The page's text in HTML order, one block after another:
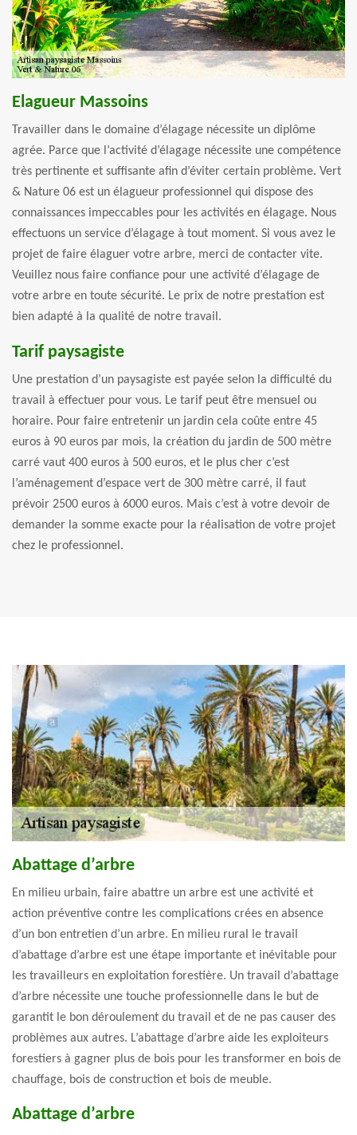
Elagueur Massoins
Travailler dans le domaine d’élagage nécessite un diplôme
agrée. Parce que l’activité d’élagage nécessite une compétence
très pertinente et suffisante afin d’éviter certain problème. Vert
& Nature 06 est un élagueur professionnel qui dispose des
connaissances impeccables pour les activités en élagage. Nous
effectuons un service d’élagage à tout moment. Si vous avez le
projet de faire élaguer votre arbre, merci de contacter vite.
Veuillez nous faire confiance pour une activité d’élagage de
votre arbre en toute sécurité. Le prix de notre prestation est
bien adapté à la qualité de notre travail.
Tarif paysagiste
Une prestation d’un paysagiste est payée selon la difficulté du
travail à effectuer pour vous. Le tarif peut être mensuel ou
horaire. Pour faire entretenir un jardin cela coûte entre 45
euros à 90 euros par mois, la création du jardin de 500 mètre
carré vaut 400 euros à 500 euros, et le plus cher c’est
l’aménagement d’espace vert de 300 mètre carré, il faut
prévoir 2500 euros à 6000 euros. Mais c’est à votre devoir de
demander la somme exacte pour la réalisation de votre projet
chez le professionnel.
Abattage d’arbre
En milieu urbain, faire abattre un arbre est une activité et
action préventive contre les complications crées en absence
d’un bon entretien d’un arbre. En milieu rural le travail
d’abattage d’arbre est une étape importante et inévitable pour
les travailleurs en exploitation forestière. Un travail d’abattage
d’arbre nécessite une touche professionnelle dans le but de
garantit le bon déroulement du travail et de ne pas causer des
problèmes aux autres. L’abattage d’arbre aide les exploiteurs
forestiers à gagner plus de bois pour les transformer en bois de
chauffage, bois de construction et bois de meuble.
Abattage d’arbre